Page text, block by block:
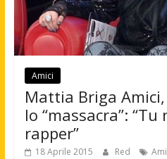
Amici
Mattia Briga
lo “massacra”:
rapper”
18 Aprile 2015 Red